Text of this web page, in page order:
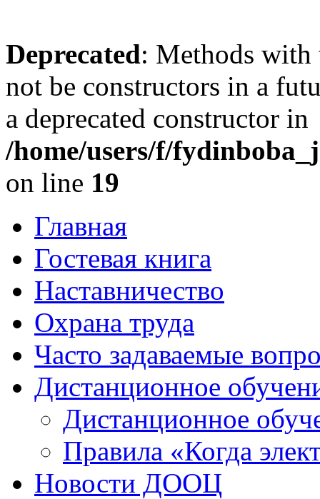
Deprecated: Methods with
not be constructors in a
a deprecated constructor in
/home/users/f/
on line 19
Главная
Гостевая книга
Наставничество
Охрана труда
Часто задаваемые
Дистанционное
Дистанционное
Правила «Когда
Новости ДООЦ